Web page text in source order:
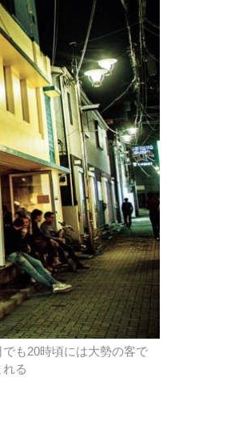
も20時頃には大勢の客で
る